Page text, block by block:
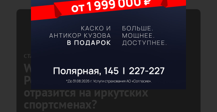
СТАТЬЯ
WADA ввел санкции против
России. Как это решение
отразится на иркутских
спортсменах?